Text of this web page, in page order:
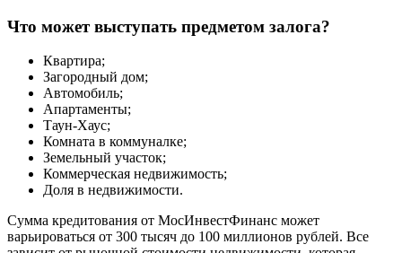
Что может выступать предметом залога?
Квартира;
Загородный дом;
Автомобиль;
Апартаменты;
Таун-Хаус;
Комната в коммуналке;
Земельный участок;
Коммерческая недвижимость;
Доля в недвижимости.
Сумма кредитования от МосИнвестФинанс может
варьироваться от 300 тысяч до 100 миллионов рублей. Все